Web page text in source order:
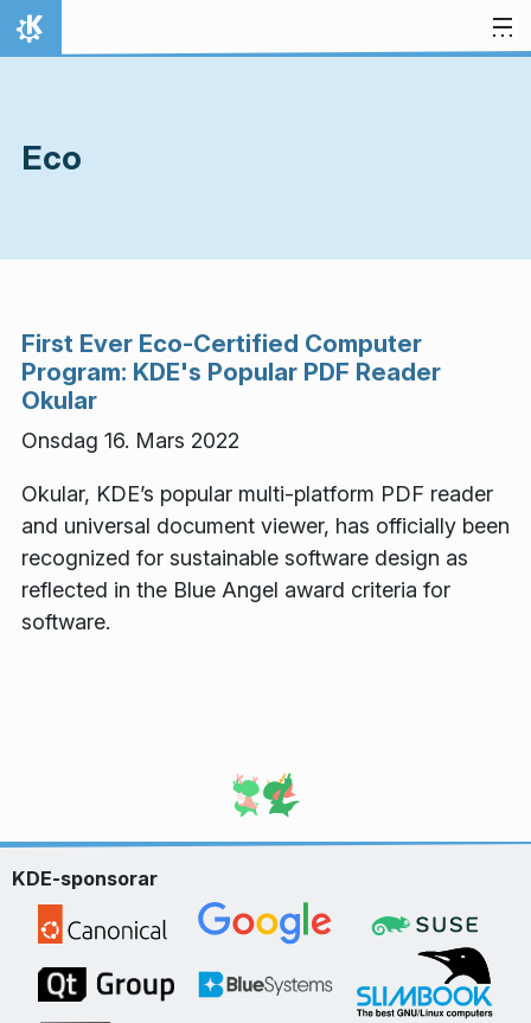
Hopp til innhaldet
Heim
Eco
First Ever Eco-Certified Computer
Program: KDE's Popular PDF Reader
Okular
Onsdag 16. Mars 2022
Okular, KDE’s popular multi-platform PDF reader
and universal document viewer, has officially been
recognized for sustainable software design as
reflected in the Blue Angel award criteria for
software.
KDE-sponsorar